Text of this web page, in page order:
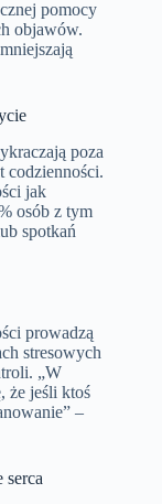
pomocy
objawów.
poza
codzienności.
jak
osób z tym
spotkań
prowadzą
stresowych
„W
że jeśli ktoś
–
serca